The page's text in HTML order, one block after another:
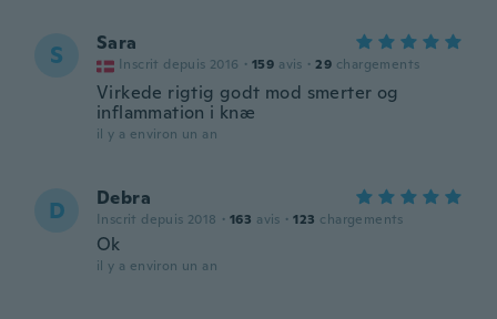
S Sara
Inscrit depuis 2016 · 159 avis · 29 chargements
Virkede rigtig godt mod smerter og
inflammation i knæ
il y a environ un an
D Debra
Inscrit depuis 2018 · 163 avis · 123 chargements
Ok
il y a environ un an